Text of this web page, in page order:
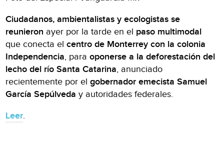
Ciudadanos, ambientalistas y ecologistas se
reunieron ayer por la tarde en el paso multimodal
que conecta elcentro de Monterrey con la colonia
Independencia, paraoponerse a la deforestación del
lecho del río Santa Catarina, anunciado
recientemente por elgobernador emecista Samuel
García Sepúlveda y autoridades federales.
Leer.